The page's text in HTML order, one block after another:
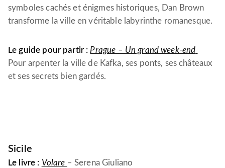
symboles cachés et énigmes historiques, Dan Brown
transforme la ville en véritable labyrinthe romanesque.
Le guide pour partir :Prague – Un grand week-end
Pour arpenter la ville de Kafka, ses ponts, ses châteaux
et ses secrets bien gardés.
Sicile
Le livre : Volare – Serena Giuliano